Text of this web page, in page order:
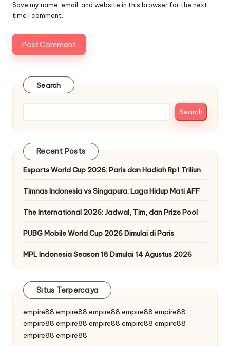
Save my name, email, and website in this browser for the next
time I comment.
Search
Search
Recent Posts
Esports World Cup 2026: Paris dan Hadiah Rp1 Triliun
Timnas Indonesia vs Singapura: Laga Hidup Mati AFF
The International 2026: Jadwal, Tim, dan Prize Pool
PUBG Mobile World Cup 2026 Dimulai di Paris
MPL Indonesia Season 18 Dimulai 14 Agustus 2026
Situs Terpercaya
empire88 empire88 empire88 empire88 empire88
empire88 empire88 empire88 empire88 empire88
empire88 empire88